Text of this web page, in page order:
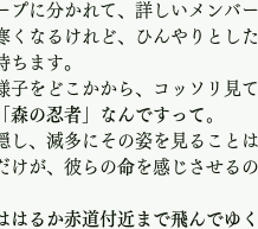
プに分かれて、詳しいメンバ
くなるけれど、ひんやりとし
ちます。
子をどこかから、コッソリ見
森の忍者」なんですって。
し、滅多にその姿を見ることは
けが、彼らの命を感じさせるの
はるか赤道付近まで飛んでゆ